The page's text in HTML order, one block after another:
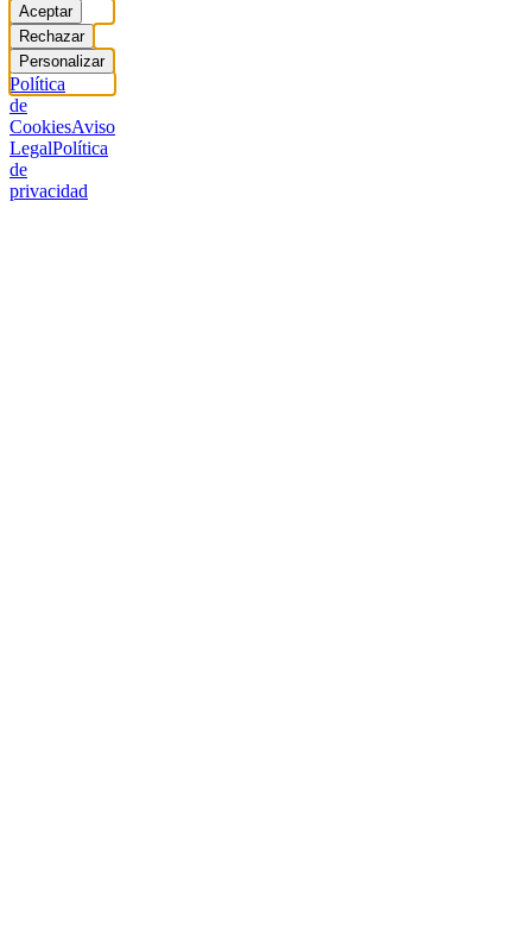
Aceptar
Rechazar
Personalizar
Política
de
CookiesAviso
LegalPolítica
de
privacidad